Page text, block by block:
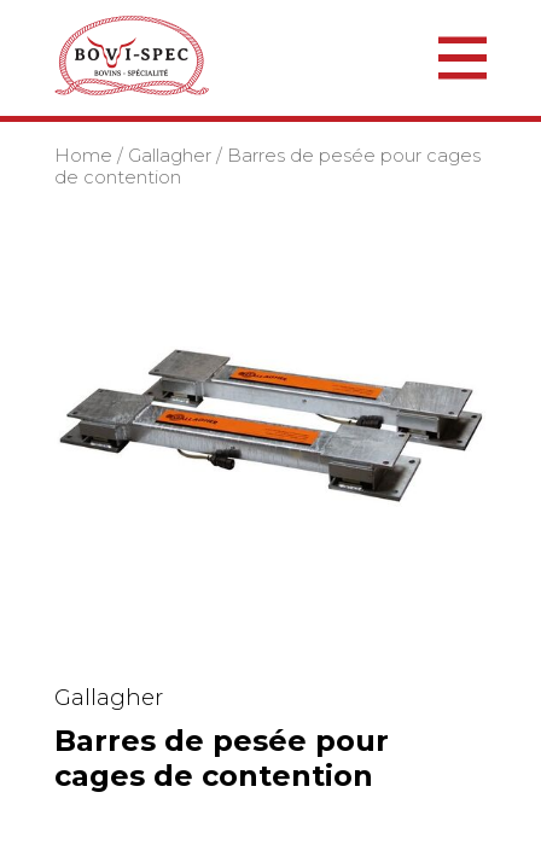
Home / Gallagher/ Barres de pesée pour cages
de contention
Gallagher
Barres de pesée pour
cages de contention